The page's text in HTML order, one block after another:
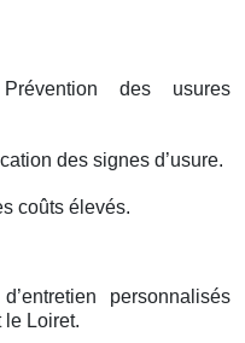
des usures
des signes d’usure.
coûts élevés.
personnalisés
le Loiret.